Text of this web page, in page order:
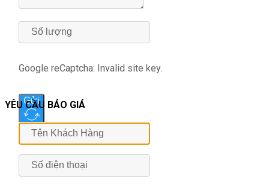
Google reCaptcha: Invalid site key.
Gửi
YÊU CẦU BÁO GIÁ